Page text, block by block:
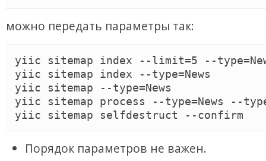
можно передать параметры так:
yiic sitemap index --limit=5 --
yiic sitemap index --type=News
yiic sitemap --type=News
yiic sitemap process --type=News --
Порядок параметров не важен.